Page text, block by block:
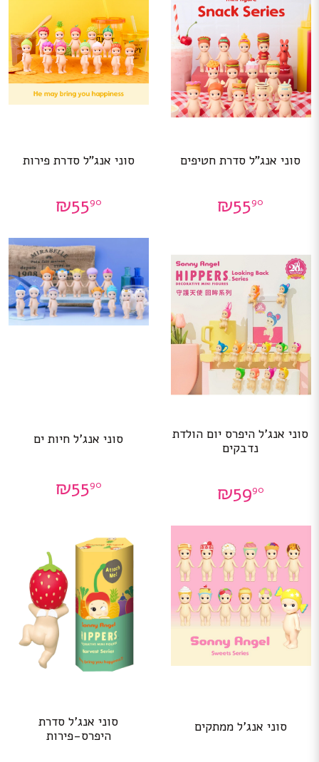
סוני אנג”ל סדרת חטיפים
₪5590
סוני אנג”ל סדרת פירות
₪5590
סוני אנג’ל היפרס יום הולדת
נדבקים
₪5990
סוני אנג’ל חיות ים
₪5590
סוני אנג’ל ממתקים
סוני אנג’ל סדרת
היפרס-פירות